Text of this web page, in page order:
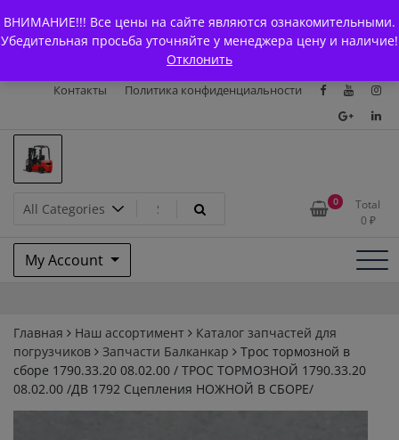
ВНИМАНИЕ!!! Все цены на сайте являются ознакомительными.
Убедительная просьба уточняйте у менеджера цену и наличие!
Отклонить
to
content
Главная
Магазин О Компании
Каталоги
Доставка и оплата
Контакты
Политика конфиденциальности
Запчасти для вилочых
погрузчиков и
электротележек Balkancar
0
Total
0 ₽
My Account
Главная Наш ассортимент
Каталог запчастей для
погрузчиков
Запчасти Балканкар
Трос тормозной в
сборе 1790.33.20 08.02.00 / ТРОС ТОРМОЗНОЙ 1790.33.20
08.02.00 /ДВ 1792 Сцепления НОЖНОЙ В СБОРЕ/